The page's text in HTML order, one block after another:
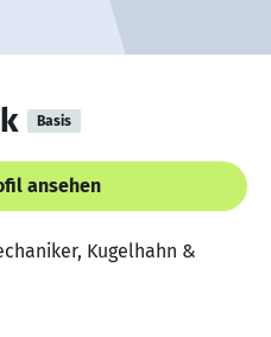
Basis
ansehen
Kugelhahn &